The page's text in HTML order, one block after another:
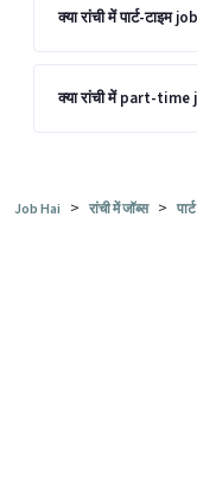
क्या रांची में पार्ट-टाइम
क्या रांची में part-time
Job Hai > रांची में जॉब्स >